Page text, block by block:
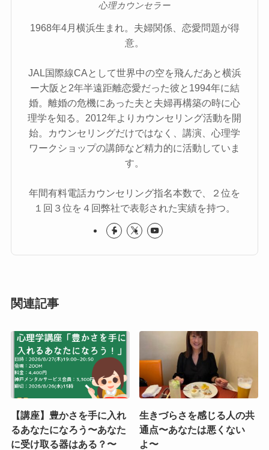
心理カウンセラー
1968年4月横浜生まれ。夫婦関係、恋愛問題が得
意。
JAL国際線CAとして世界中の空を飛んだあと横浜
ー大阪と2年半遠距離恋愛だった彼と1994年に結
婚。離婚の危機にあった夫と夫婦再構築の時に心
理学を知る。2012年よりカウンセリング活動を開
始。カウンセリングだけではなく、講演、心理学
ワークショップの講師など精力的に活動していま
す。
年間有料電話カウンセリング指名本数で、２位を
１回３位を４回弊社で表彰された実績を持つ。
関連記事
【講座】豊かさを手に入れ
るあなたになろう〜あなた
に受け取る器はある？〜
生きづらさを感じる人の共
通点〜あなたは悪くない
よ〜